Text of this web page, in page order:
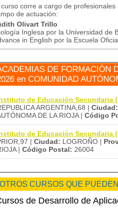
curso corre a cargo de
de actuación:
Olivart Trillo
Inglesa por la Universidad de
in English por la Escuela
DE FORMACIÓN
en COMUNIDAD
de Educación Secundaria
ARGENTINA,68 | Ciudad:
DE LA RIOJA | Código
de Educación Secundaria
| Ciudad: LOGROÑO |
| Código Postal: 26004
OTROS CURSOS QUE
de Desarrollo de